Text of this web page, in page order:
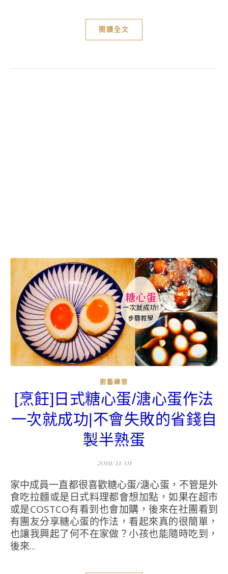
閱讀全文
廚藝練習
[烹飪]日式糖心蛋/溏心蛋作法
一次就成功|不會失敗的省錢自
製半熟蛋
2019/11/01
家中成員一直都很喜歡糖心蛋/溏心蛋，不管是外
食吃拉麵或是日式料理都會想加點，如果在超市
或是COSTCO有看到也會加購，後來在社團看到
有團友分享糖心蛋的作法，看起來真的很簡單，
也讓我興起了何不在家做？小孩也能隨時吃到，
後來...